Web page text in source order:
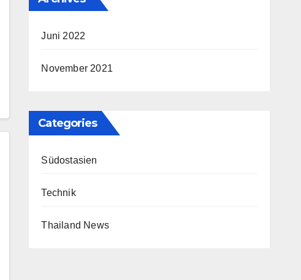
Juni 2022
November 2021
Categories
Südostasien
Technik
Thailand News